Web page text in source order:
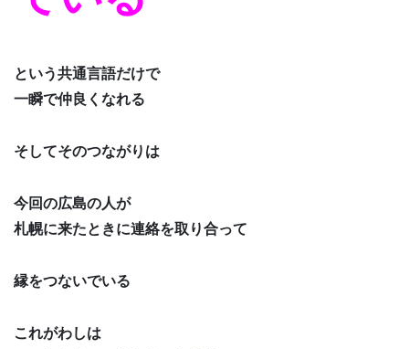
という共通言語だけで
一瞬で仲良くなれる
そしてそのつながりは
今回の広島の人が
札幌に来たときに連絡を取り合って
縁をつないでいる
これがわしは